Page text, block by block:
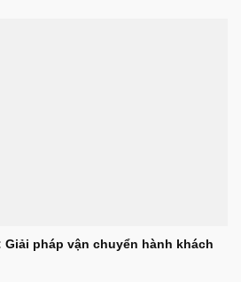
Giải pháp vận chuyển hành khách